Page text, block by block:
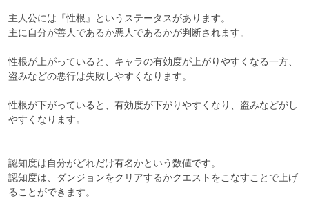
主人公には『性根』というステータスがあります。
主に自分が善人であるか悪人であるかが判断されます。
性根が上がっていると、キャラの有効度が上がりやすくなる一方、
盗みなどの悪行は失敗しやすくなります。
性根が下がっていると、有効度が下がりやすくなり、盗みなどがし
やすくなります。
認知度は自分がどれだけ有名かという数値です。
認知度は、ダンジョンをクリアするかクエストをこなすことで上げ
ることができます。